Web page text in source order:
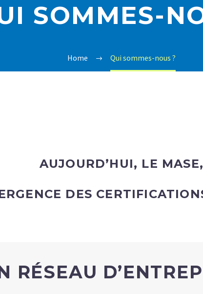
SOMMES-
Home Qui sommes-nous ?
AUJOURD’HUI, LE MASE,
DES
RÉSEAU